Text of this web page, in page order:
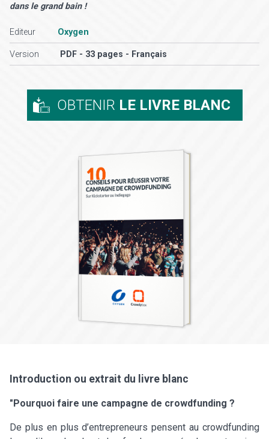
dans le grand bain !
Editeur Oxygen
Version PDF - 33 pages - Français
OBTENIR LE LIVRE BLANC
Introduction ou extrait du livre blanc
"Pourquoi faire une campagne de crowdfunding ?
De plus en plus d’entrepreneurs pensent au crowdfunding